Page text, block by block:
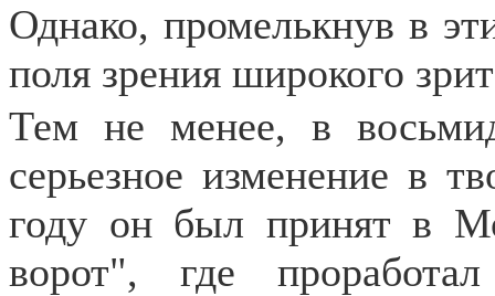
Однако, промелькнув в
поля зрения широкого
Тем не менее, в
серьезное изменение в
году он был принят в
ворот", где